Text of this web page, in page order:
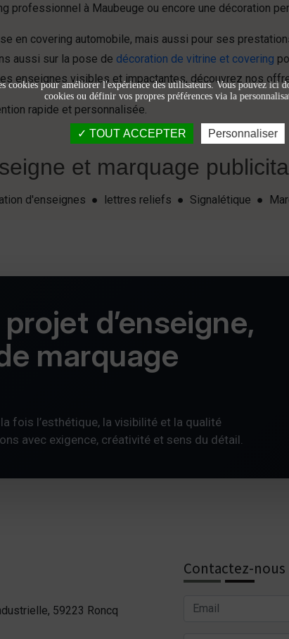
professionnel à Maubeuge ou encore une décoration
en covering automobile, mais aussi pour ses
aussi sur la pose de décoration de vitrine et covering
enseignes visibles et impactantes, découvrez nos
rapide et personnalisée.
et marquage
d'enseignes ● lettres reliefs ● Signalétique ●
d’enseigne,
marquage
fois l’esthétique, la visibilité et la qualité
avec exigence, créativité et sens du détail.
59223 Roncq
Contactez-nous
cookies pour améliorer l'expérience des utilisateurs. Vous pouvez ici
cookies ou définir vos propres préférences via la
TOUT ACCEPTER Personnaliser